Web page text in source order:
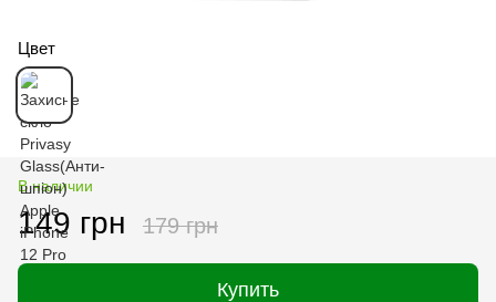
Цвет
В наличии
149 грн 179 грн
Купить